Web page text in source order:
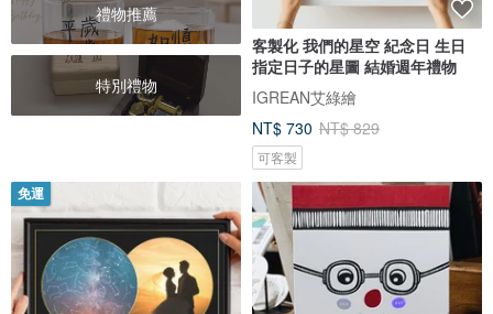
禮物推薦
特別禮物
客製化 我們的星空 紀念日 生日
指定日子的星圖 結婚週年禮物
IGREAN艾綠繪
NT$ 730 NT$ 829
可客製
免運